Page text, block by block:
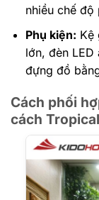
nhiều chế độ
Phụ kiện: Kệ
lớn, đèn
đựng đồ
Cách phối
cách